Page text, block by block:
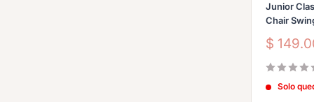
Junior
Chair
Precio
venta
$
Solo